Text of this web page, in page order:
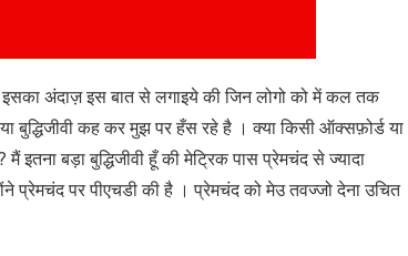
अंदाज़ इस बात से लगाइये की जिन लोगो को में कल तक
बुद्धिजीवी कह कर मुझ पर हँस रहे है । क्या किसी ऑक्सफ़ोर्ड या
इतना बड़ा बुद्धिजीवी हूँ की मेट्रिक पास प्रेमचंद से ज्यादा
प्रेमचंद पर पीएचडी की है । प्रेमचंद को मेउ तवज्जो देना उचित